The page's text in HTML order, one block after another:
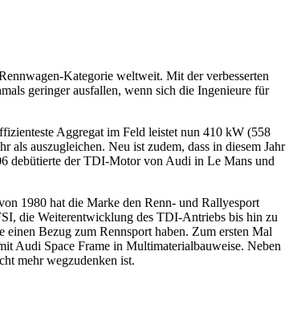
Kategorie weltweit. Mit der verbesserten
geringer ausfallen, wenn sich die Ingenieure für
Aggregat im Feld leistet nun 410 kW (558
auszugleichen. Neu ist zudem, dass in diesem Jahr
debütierte der TDI-Motor von Audi in Le Mans und
1980 hat die Marke den Renn- und Rallyesport
die Weiterentwicklung des TDI-Antriebs bis hin zu
Bezug zum Rennsport haben. Zum ersten Mal
Audi Space Frame in Multimaterialbauweise. Neben
mehr wegzudenken ist.